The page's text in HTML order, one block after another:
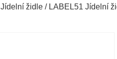
Jídelní židle / LABEL51 Jídelní